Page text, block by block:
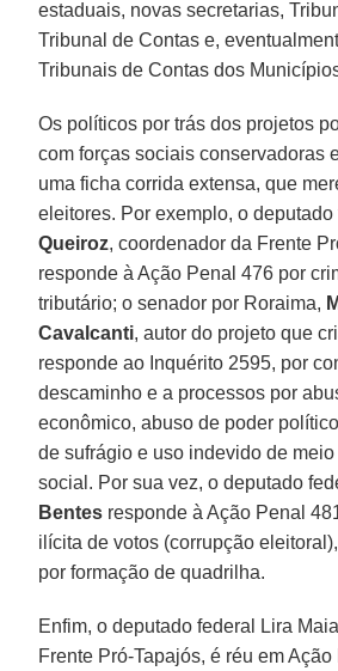
estaduais, novas secretarias,
Tribunal de Contas e,
Tribunais de Contas dos
Os políticos por trás dos projetos
com forças sociais conservadoras
uma ficha corrida extensa, que
eleitores. Por exemplo, o
Queiroz, coordenador da Frente
responde à Ação Penal 476 por
tributário; o senador por Roraima,
Cavalcanti, autor do projeto que
responde ao Inquérito 2595, por
descaminho e a processos por
econômico, abuso de poder
de sufrágio e uso indevido de
social. Por sua vez, o deputado
Bentes responde à Ação Penal
ilícita de votos (corrupção
por formação de quadrilha.
Enfim, o deputado federal Lira
Frente Pró-Tapajós, é réu em